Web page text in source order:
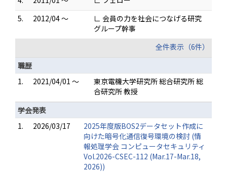
5.
2012/04 ～
∟ 会員の力を社会につなげる研究
グループ幹事
全件表示（6件）
職歴
1.
2021/04/01 ～
東京電機大学研究所 総合研究所 総
合研究所 教授
学会発表
1.
2026/03/17
2025年度版BOS2データセット作成に
向けた暗号化通信復号環境の検討 (情
報処理学会 コンピュータセキュリティ
Vol.2026-CSEC-112 (Mar.17-Mar.18,
2026))